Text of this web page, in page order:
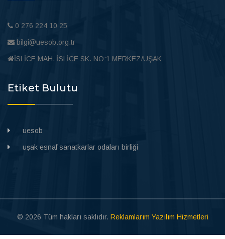
0 276 224 10 25
bilgi@uesob.org.tr
İSLİCE MAH. İSLİCE SK. NO:1 MERKEZ/UŞAK
Etiket Bulutu
uesob
uşak esnaf sanatkarlar odaları birliği
© 2026 Tüm hakları saklıdır. Reklamlarım Yazılım Hizmetleri